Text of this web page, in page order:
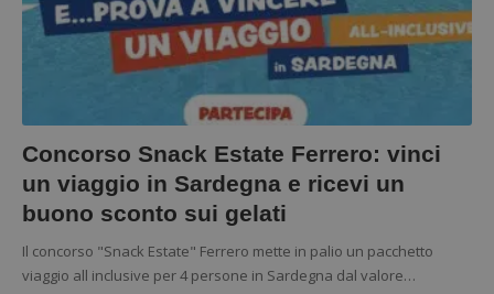
Concorso Snack Estate Ferrero: vinci
un viaggio in Sardegna e ricevi un
buono sconto sui gelati
Il concorso "Snack Estate" Ferrero mette in palio un pacchetto
viaggio all inclusive per 4 persone in Sardegna dal valore…